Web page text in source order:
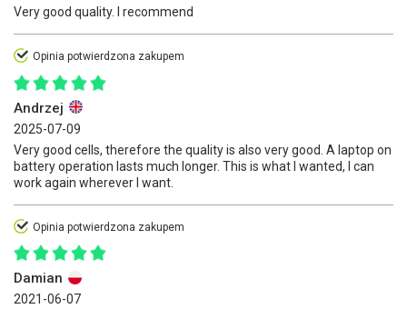
Very good quality. I recommend
Opinia potwierdzona zakupem
Andrzej
2025-07-09
Very good cells, therefore the quality is also very good. A laptop on
battery operation lasts much longer. This is what I wanted, I can
work again wherever I want.
Opinia potwierdzona zakupem
Damian
2021-06-07